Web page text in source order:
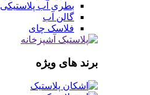
بطری آب پلاستیکی
گالن آب
فلاسک چای
برند های ویژه